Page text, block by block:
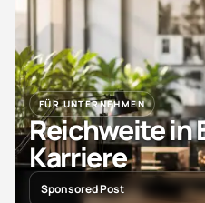
FÜR UNTERNEHMEN
Reichweite in
Karriere
Sponsored Post